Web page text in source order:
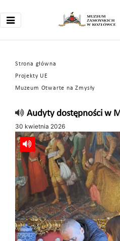
Strona główna
Projekty UE
Muzeum Otwarte na Zmysły
Audyty dostępności w
30 kwietnia 2026